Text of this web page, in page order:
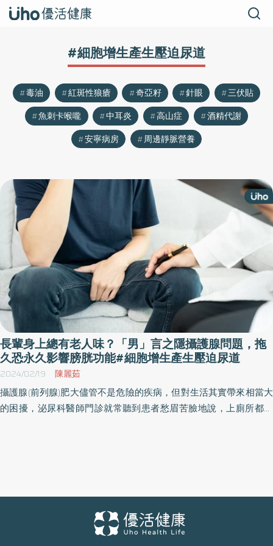
#細胞增生產生壓迫尿道
毒油 紅斑性狼瘡 奇亞籽 針眼
三伏貼
魚刺卡喉嚨
中耳炎 高山症
酒精代謝
安寧病房
周邊靜脈營養
長輩身上總有老人味？「男」言之隱攝護腺問題，拖
久恐永久影響膀胱功能#細胞增生產生壓迫尿道
2024/02/19 陳麗茹
攝護腺(前列腺)肥大儘管不是危險的疾病，但對生活其實帶來相當大
的困擾，泌尿科醫師門診就常聽到患者愁眉苦臉地說，上廁所都尿
增生產生壓迫尿道的情形，陳怡光醫師指出，主要表現症狀有兩大
類，第一類阻塞的症狀會有像是小便變細、中斷、分岔、殘留尿